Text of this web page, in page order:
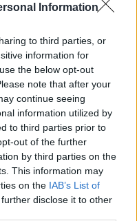
Information
to third parties, or
information for
the below opt-out
note that after your
continue seeing
information utilized by
to third parties prior to
out of the further
by third parties on the
This information may
on the IAB’s List of
disclose it to other